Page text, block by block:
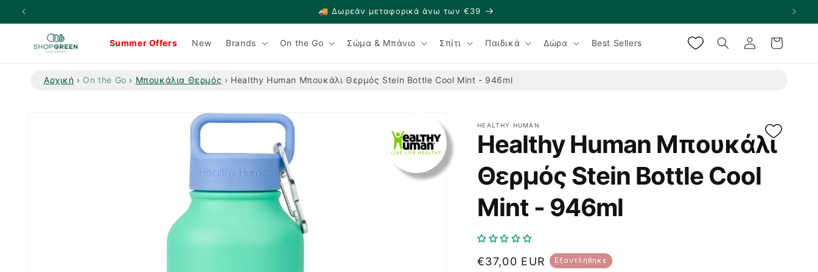
μετάβαση
🚚 Δωρεάν μεταφορικά άνω των €39
Summer Offers New Brands On the Go Σώμα & Μπάνιο Σπίτι Παιδικά Δώρα Best Sellers Σύνδεση Καλάθι
Αρχική › On the Go › Μπουκάλια Θερμός › Healthy Human Μπουκάλι Θερμός Stein Bottle Cool Mint - 946ml
HEALTHY HUMAN
Healthy Human Μπουκάλι
Θερμός Stein Bottle Cool
Mint - 946ml
Κανονική
€37,00 EUR Εξαντλήθηκε